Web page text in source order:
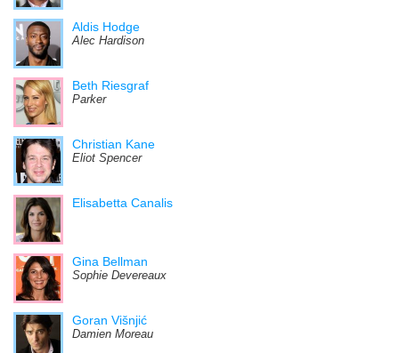
Aldis Hodge
Alec Hardison
Beth Riesgraf
Parker
Christian Kane
Eliot Spencer
Elisabetta Canalis
Gina Bellman
Sophie Devereaux
Goran Višnjić
Damien Moreau